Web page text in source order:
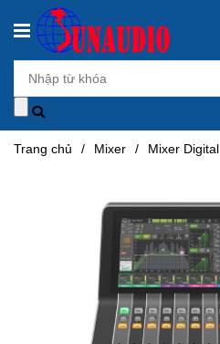
Trang chủ / Mixer / Mixer Digital